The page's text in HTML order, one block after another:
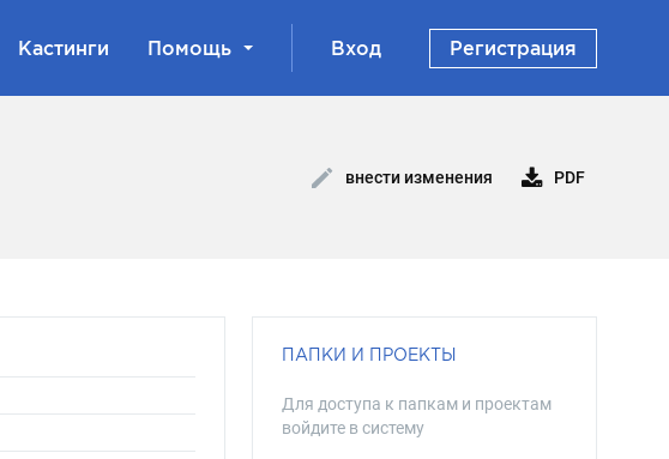
Кастинги Помощь Вход Регистрация
внести изменения PDF
ПАПКИ И ПРОЕКТЫ
Для доступа к папкам и проектам
войдите в систему